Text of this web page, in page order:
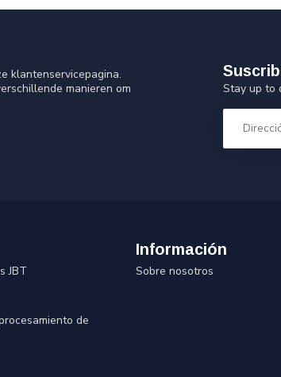
klantenservicepagina.
manieren om
Stay up to
JBT
de
Información
Sobre nosotros